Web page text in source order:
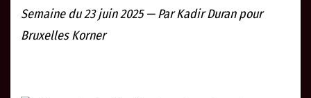
Semaine du 23 juin 2025 — Par Kadir Duran pour
Bruxelles Korner